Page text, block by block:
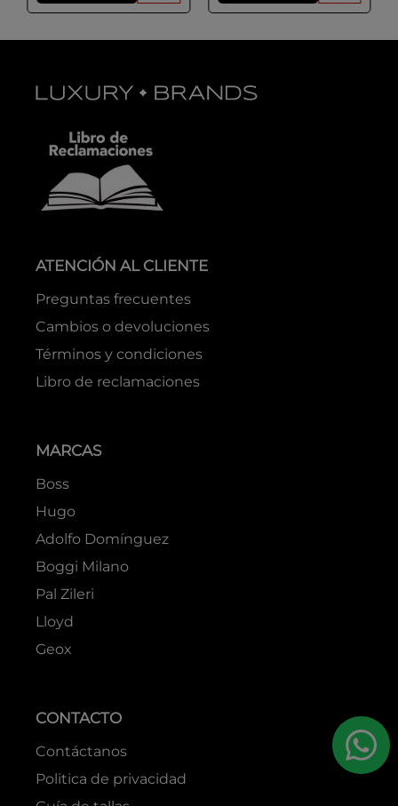
ATENCIÓN AL CLIENTE
Preguntas frecuentes
Cambios o devoluciones
Términos y condiciones
Libro de reclamaciones
MARCAS
Boss
Hugo
Adolfo Domínguez
Boggi Milano
Pal Zileri
Lloyd
Geox
CONTACTO
Contáctanos
Politica de privacidad